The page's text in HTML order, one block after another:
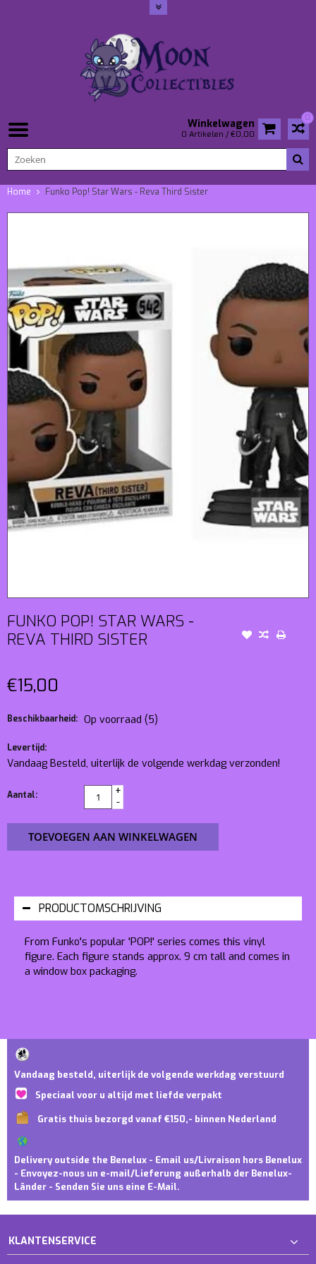
0
Winkelwagen
0 Artikelen / €0,00
Home Funko Pop! Star Wars - Reva Third Sister
FUNKO POP! STAR WARS -
REVA THIRD SISTER
€15,00
Beschikbaarheid: Op voorraad (5)
Levertijd:
Vandaag Besteld, uiterlijk de volgende werkdag verzonden!
Aantal:
+
-
TOEVOEGEN AAN WINKELWAGEN
PRODUCTOMSCHRIJVING
From Funko's popular 'POP!' series comes this vinyl
figure. Each figure stands approx. 9 cm tall and comes in
a window box packaging.
Vandaag besteld, uiterlijk de volgende werkdag verstuurd
Speciaal voor u altijd met liefde verpakt
Gratis thuis bezorgd vanaf €150,- binnen Nederland
Delivery outside the Benelux - Email us/Livraison hors Benelux
- Envoyez-nous un e-mail/Lieferung außerhalb der Benelux-
Länder - Senden Sie uns eine E-Mail.
KLANTENSERVICE